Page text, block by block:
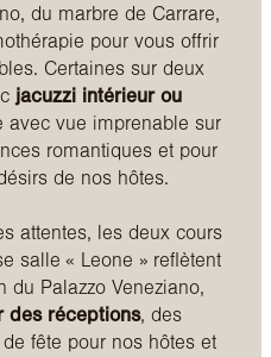
du marbre de Carrare,
pour vous offrir
Certaines sur deux
jacuzzi intérieur ou
avec vue imprenable sur
romantiques et pour
de nos hôtes.
attentes, les deux cours
salle « Leone » reflètent
du Palazzo Veneziano,
des réceptions, des
fête pour nos hôtes et